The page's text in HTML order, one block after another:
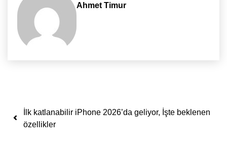
Ahmet Timur
Yazı dolaşımı
İlk katlanabilir iPhone 2026’da geliyor, İşte beklenen
özellikler